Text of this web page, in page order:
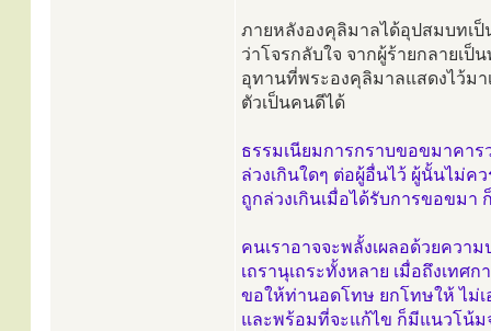
ภายหลังองคุลิมาลได้อุปสมบทเ
ว่าโจรกลับใจ จากผู้ร้ายกลายเ
อุทานที่พระองคุลิมาลแสดงไว้ม
ตัวเป็นคนดีได้
ธรรมเนียมการกราบขอขมาคา
ล่วงเกินใดๆ ต่อผู้อื่นไว้ ผู้นั้นไม่
ถูกล่วงเกินเมื่อได้รับการขอขม
คนเราอาจจะพลั้งเผลอด้วยควา
เถรานุเถระทั้งหลาย เมื่อถึงเทศ
ขอให้ท่านอดโทษ ยกโทษให้ ไม่
และพร้อมที่จะแก้ไข ก็มีแนวโน้